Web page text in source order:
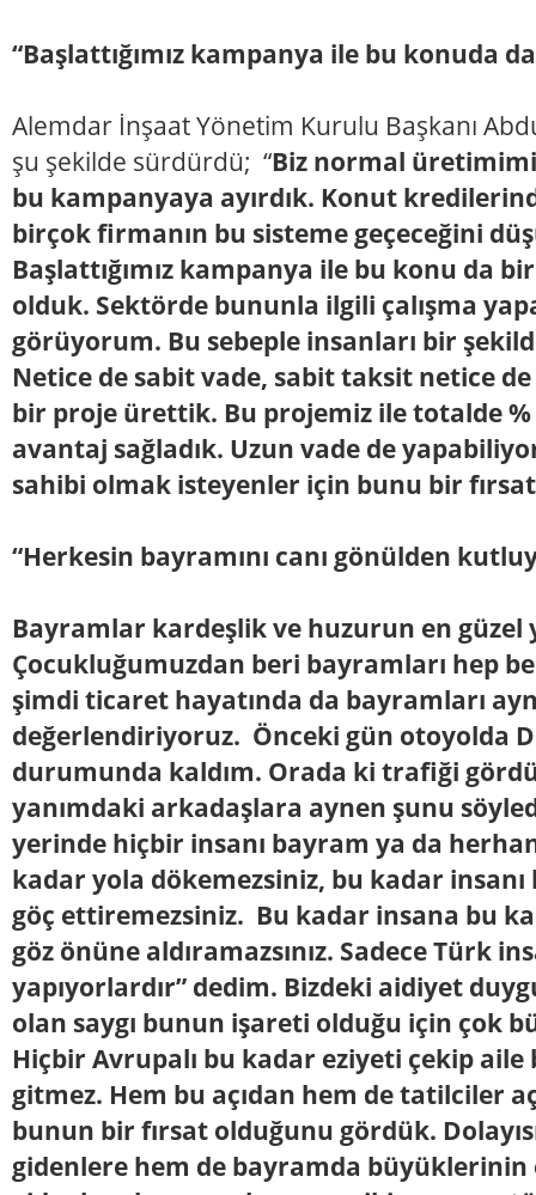
“Başlattığımız kampanya ile bu konuda
Alemdar İnşaat Yönetim Kurulu Başkanı
şu şekilde sürdürdü; “Biz normal
bu kampanyaya ayırdık. Konut
birçok firmanın bu sisteme geçeceğini
Başlattığımız kampanya ile bu konu da
olduk. Sektörde bununla ilgili çalışma
görüyorum. Bu sebeple insanları bir
Netice de sabit vade, sabit taksit netice
bir proje ürettik. Bu projemiz ile totalde %
avantaj sağladık. Uzun vade de
sahibi olmak isteyenler için bunu bir
“Herkesin bayramını canı gönülden
Bayramlar kardeşlik ve huzurun en güzel
Çocukluğumuzdan beri bayramları hep
şimdi ticaret hayatında da bayramları
değerlendiriyoruz. Önceki gün otoyolda
durumunda kaldım. Orada ki trafiği
yanımdaki arkadaşlara aynen şunu
yerinde hiçbir insanı bayram ya da
kadar yola dökemezsiniz, bu kadar
göç ettiremezsiniz. Bu kadar insana bu
göz önüne aldıramazsınız. Sadece Türk
yapıyorlardır” dedim. Bizdeki aidiyet
olan saygı bunun işareti olduğu için çok
Hiçbir Avrupalı bu kadar eziyeti çekip
gitmez. Hem bu açıdan hem de tatilciler
bunun bir fırsat olduğunu gördük.
gidenlere hem de bayramda büyüklerinin